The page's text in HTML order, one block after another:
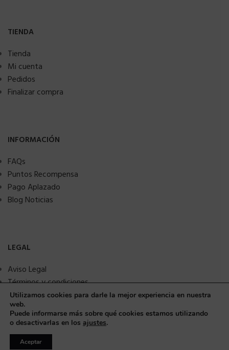
TIENDA
Tienda
Mi cuenta
Pedidos
Finalizar compra
INFORMACIÓN
FAQs
Puntos Recompensa
Pago Aplazado
Blog Noticias
LEGAL
Aviso Legal
Términos y condiciones
Política de privacidad
Política de Cookies
Seguridad y protección a compradores
Utilizamos cookies para darle la mejor experiencia en nuestra
web.
Puede informarse más sobre qué cookies estamos utilizando
o desactivarlas en los ajustes.
Aceptar